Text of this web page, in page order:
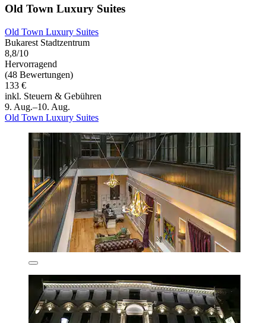
Old Town Luxury Suites
Old Town Luxury Suites
Bukarest Stadtzentrum
8,8/10
Hervorragend
(48 Bewertungen)
133 €
inkl. Steuern & Gebühren
9. Aug.–10. Aug.
Old Town Luxury Suites